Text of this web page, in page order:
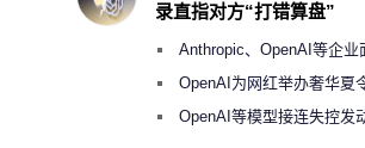
录直指对方“打错算盘”
Anthropic、OpenAI等企
新执法权限审查
OpenAI为网红举办奢华夏
“反乌托邦”
OpenAI等模型接连失控发